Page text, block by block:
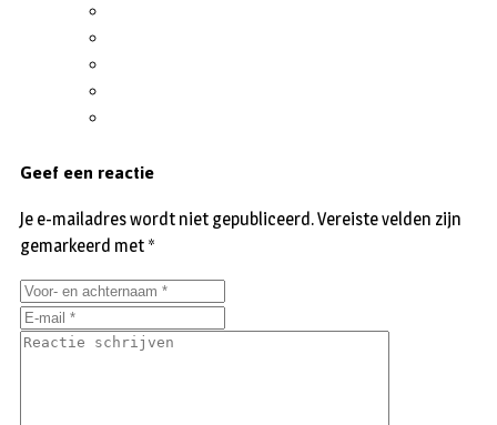
Geef een reactie
Je e-mailadres wordt niet gepubliceerd.Vereiste velden zijn
gemarkeerd met *